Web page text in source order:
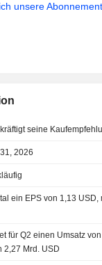
unsere
Securities bekräftigt seine
2026
ein EPS von 1,13 USD,
für Q2 einen Umsatz
2,27 Mrd. USD